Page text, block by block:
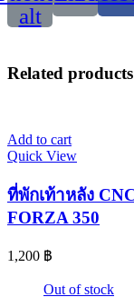
alt
Related products
Add to cart
Quick View
ที่พักเท้าหลัง
FORZA 350
1,200 ฿
Out of stock